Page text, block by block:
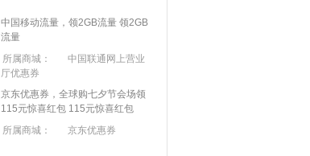
中国移动流量，领2GB流量 领2GB
流量
所属商城：
中国联通网上营业
厅优惠券
京东优惠券，全球购七夕节会场领
115元惊喜红包 115元惊喜红包
所属商城：
京东优惠券